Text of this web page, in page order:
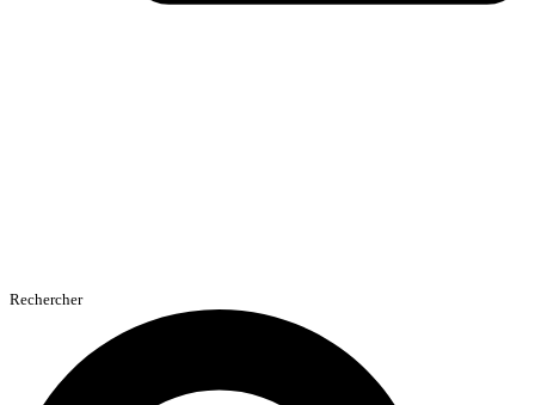
Rechercher